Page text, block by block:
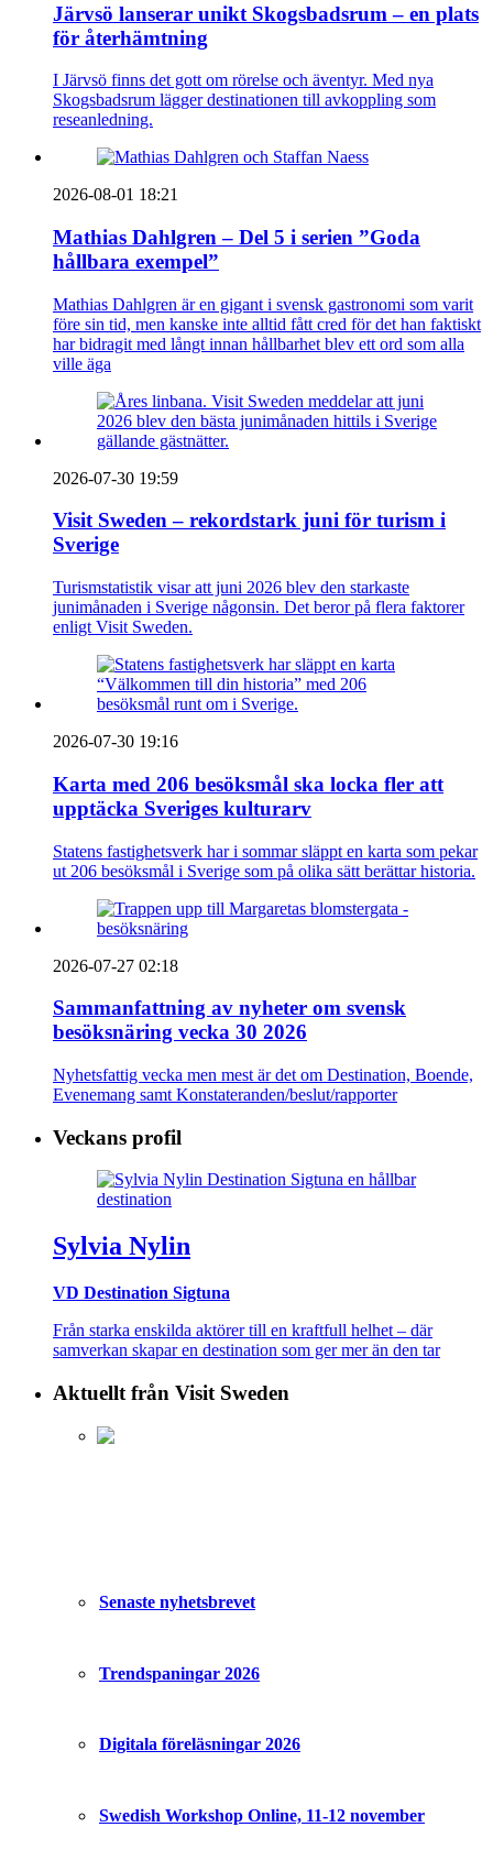
Järvsö lanserar unikt Skogsbadsrum – en plats
för återhämtning
I Järvsö finns det gott om rörelse och äventyr. Med nya
Skogsbadsrum lägger destinationen till avkoppling som
reseanledning.
2026-08-01 18:21
Mathias Dahlgren – Del 5 i serien ”Goda
hållbara exempel”
Mathias Dahlgren är en gigant i svensk gastronomi som varit
före sin tid, men kanske inte alltid fått cred för det han faktiskt
har bidragit med långt innan hållbarhet blev ett ord som alla
ville äga
2026-07-30 19:59
Visit Sweden – rekordstark juni för turism i
Sverige
Turismstatistik visar att juni 2026 blev den starkaste
junimånaden i Sverige någonsin. Det beror på flera faktorer
enligt Visit Sweden.
2026-07-30 19:16
Karta med 206 besöksmål ska locka fler att
upptäcka Sveriges kulturarv
Statens fastighetsverk har i sommar släppt en karta som pekar
ut 206 besöksmål i Sverige som på olika sätt berättar historia.
2026-07-27 02:18
Sammanfattning av nyheter om svensk
besöksnäring vecka 30 2026
Nyhetsfattig vecka men mest är det om Destination, Boende,
Evenemang samt Konstateranden/beslut/rapporter
Veckans profil
Sylvia Nylin
VD Destination Sigtuna
Från starka enskilda aktörer till en kraftfull helhet – där
samverkan skapar en destination som ger mer än den tar
Aktuellt från Visit Sweden
Senaste nyhetsbrevet
Trendspaningar 2026
Digitala föreläsningar 2026
Swedish Workshop Online, 11-12 november